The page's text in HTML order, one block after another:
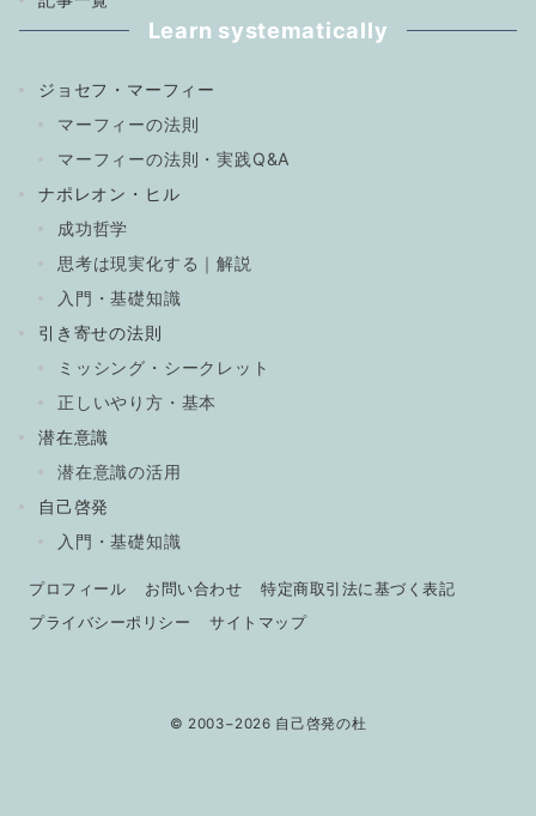
Learn systematically
ジョセフ・マーフィー
マーフィーの法則
マーフィーの法則・実践Q&A
ナポレオン・ヒル
成功哲学
思考は現実化する｜解説
入門・基礎知識
引き寄せの法則
ミッシング・シークレット
正しいやり方・基本
潜在意識
潜在意識の活用
自己啓発
入門・基礎知識
プロフィール お問い合わせ
特定商取引法に基づく表記
プライバシーポリシー
サイトマップ
© 2003−2026 自己啓発の杜